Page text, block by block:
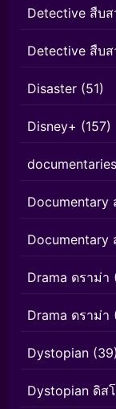
Detective สืบ
Detective สืบ
Disaster (51)
Disney+ (157)
documentaries
Documentary
Documentary
Drama ดราม่า
Drama ดราม่า
Dystopian (39)
Dystopian ดิส